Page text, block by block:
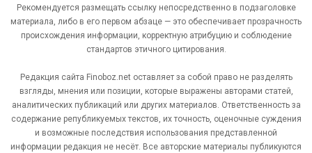
Рекомендуется размещать ссылку непосредственно в подзаголовке
материала, либо в его первом абзаце — это обеспечивает прозрачность
происхождения информации, корректную атрибуцию и соблюдение
стандартов этичного цитирования.
Редакция сайта Finoboz.net оставляет за собой право не разделять
взгляды, мнения или позиции, которые выражены авторами статей,
аналитических публикаций или других материалов. Ответственность за
содержание републикуемых текстов, их точность, оценочные суждения
и возможные последствия использования представленной
информации редакция не несёт. Все авторские материалы публикуются